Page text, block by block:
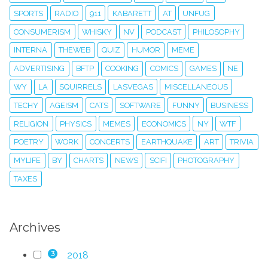
SPORTS RADIO 911 KABARETT AT UNFUG
CONSUMERISM WHISKY NV PODCAST PHILOSOPHY
INTERNA THEWEB QUIZ HUMOR MEME
ADVERTISING BFTP COOKING COMICS GAMES NE
WY LA SQUIRRELS LASVEGAS MISCELLANEOUS
TECHY AGEISM CATS SOFTWARE FUNNY BUSINESS
RELIGION PHYSICS MEMES ECONOMICS NY WTF
POETRY WORK CONCERTS EARTHQUAKE ART TRIVIA
MYLIFE BY CHARTS NEWS SCIFI PHOTOGRAPHY
TAXES
Archives
3 2018